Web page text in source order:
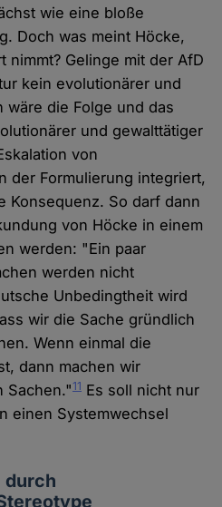
wie eine bloße
Doch was meint Höcke,
nimmt? Gelinge mit der AfD
kein evolutionärer und
wäre die Folge und das
und gewalttätiger
von
der Formulierung integriert,
Konsequenz. So darf dann
von Höcke in einem
werden: "Ein paar
werden nicht
Unbedingtheit wird
wir die Sache gründlich
Wenn einmal die
dann machen wir
Sachen."11 Es soll nicht nur
einen Systemwechsel
durch